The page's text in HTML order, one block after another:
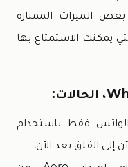
الميزات الممتازة
يمكنك الاستمتاع بها
فقط باستخدام
إلى القلق بعد الآن.